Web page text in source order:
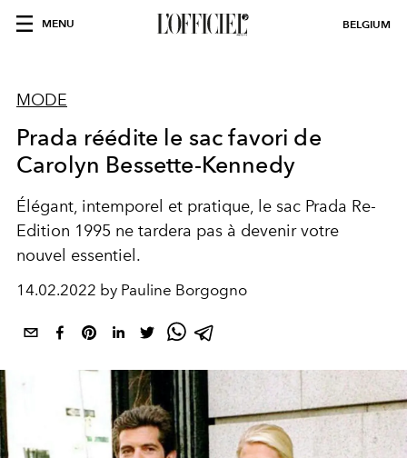
MENU BELGIUM
MODE
Prada réédite le sac favori de
Carolyn Bessette-Kennedy
Élégant, intemporel et pratique, le sac Prada Re-
Edition 1995 ne tardera pas à devenir votre
nouvel essentiel.
14.02.2022 by Pauline Borgogno